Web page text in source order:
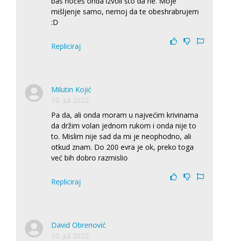
mišljenje samo, nemoj da te obeshrabrujem
:D
Repliciraj
Milutin Kojić
10. Jul 2022.
Pa da, ali onda moram u najvećim krivinama
da držim volan jednom rukom i onda nije to
to. Mislim nije sad da mi je neophodno, ali
otkud znam. Do 200 evra je ok, preko toga
već bih dobro razmislio
Repliciraj
David Obrenović
10. Jul 2022.